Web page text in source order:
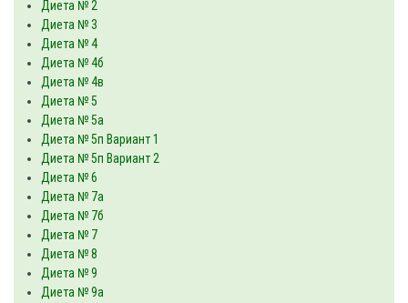
Диета № 2
Диета № 3
Диета № 4
Диета № 4б
Диета № 4в
Диета № 5
Диета № 5а
Диета № 5п Вариант 1
Диета № 5п Вариант 2
Диета № 6
Диета № 7а
Диета № 7б
Диета № 7
Диета № 8
Диета № 9
Диета № 9а